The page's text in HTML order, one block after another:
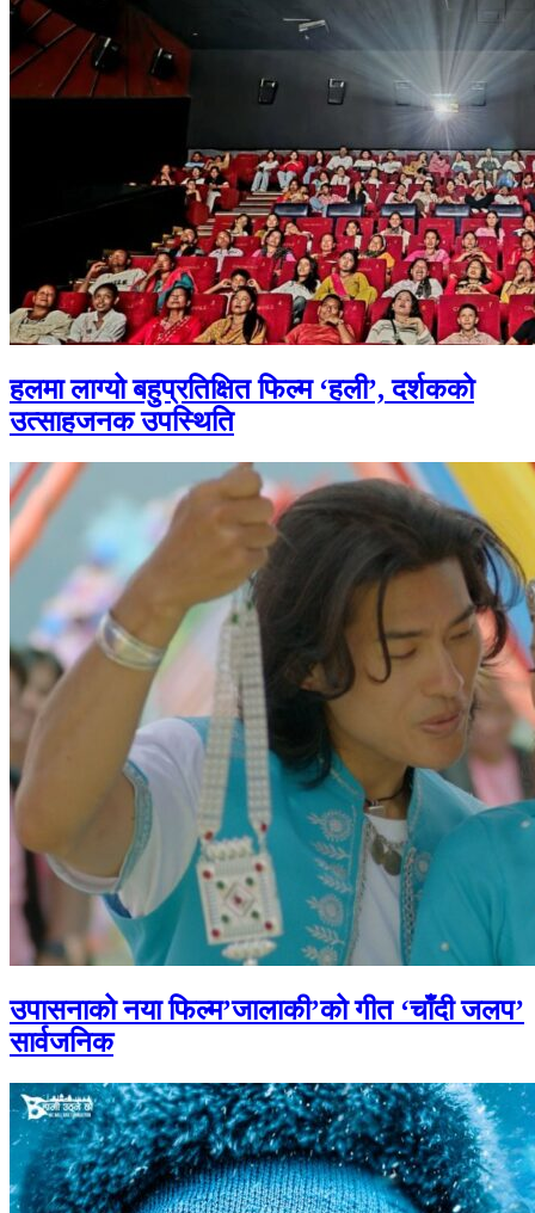
हलमा लाग्यो बहुप्रतिक्षित फिल्म ‘हली’, दर्शकको
उत्साहजनक उपस्थिति
उपासनाको नया फिल्म’जालाकी’को गीत ‘चाँदी जलप’
सार्वजनिक